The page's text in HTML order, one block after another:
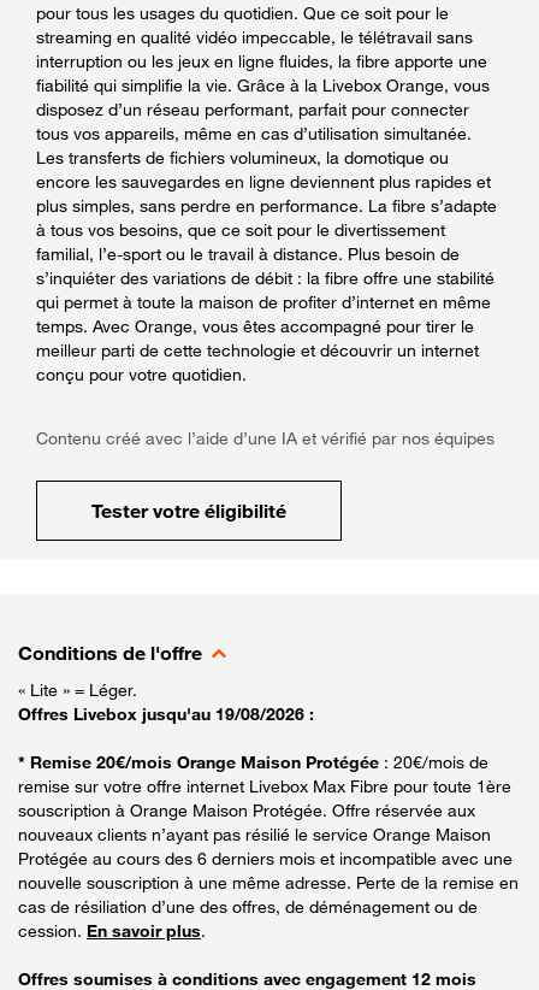
pour tous les usages du quotidien. Que ce soit pour le
streaming en qualité vidéo impeccable, le télétravail sans
interruption ou les jeux en ligne fluides, la fibre apporte une
fiabilité qui simplifie la vie. Grâce à la Livebox Orange, vous
disposez d’un réseau performant, parfait pour connecter
tous vos appareils, même en cas d’utilisation simultanée.
Les transferts de fichiers volumineux, la domotique ou
encore les sauvegardes en ligne deviennent plus rapides et
plus simples, sans perdre en performance. La fibre s’adapte
à tous vos besoins, que ce soit pour le divertissement
familial, l’e-sport ou le travail à distance. Plus besoin de
s’inquiéter des variations de débit : la fibre offre une stabilité
qui permet à toute la maison de profiter d’internet en même
temps. Avec Orange, vous êtes accompagné pour tirer le
meilleur parti de cette technologie et découvrir un internet
conçu pour votre quotidien.
Contenu créé avec l’aide d’une IA et vérifié par nos équipes
Tester votre éligibilité
Conditions de l'offre
« Lite » = Léger.
Offres Livebox jusqu'au 19/08/2026 :
* Remise 20€/mois Orange Maison Protégée : 20€/mois de
remise sur votre offre internet Livebox Max Fibre pour toute 1ère
souscription à Orange Maison Protégée. Offre réservée aux
nouveaux clients n’ayant pas résilié le service Orange Maison
Protégée au cours des 6 derniers mois et incompatible avec une
nouvelle souscription à une même adresse. Perte de la remise en
cas de résiliation d’une des offres, de déménagement ou de
cession. En savoir plus.
Offres soumises à conditions avec engagement 12 mois